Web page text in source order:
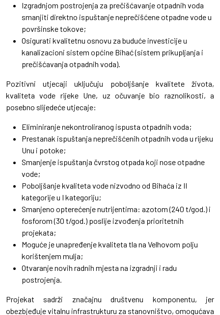
Izgradnjom postrojenja za prečišćavanje otpadnih voda
smanjiti direktno ispuštanje neprečišćene otpadne vode u
površinske tokove;
Osigurati kvalitetnu osnovu za buduće investicije u
kanalizacioni sistem općine Bihać (sistem prikupljanja i
prečišćavanja otpadnih voda).
Pozitivni utjecaji uključuju poboljšanje kvalitete života,
kvaliteta vode rijeke Une, uz očuvanje bio raznolikosti, a
posebno slijedeće utjecaje:
Eliminiranje nekontroliranog ispusta otpadnih voda;
Prestanak ispuštanja neprečišćenih otpadnih voda u rijeku
Unu i potoke;
Smanjenje ispuštanja čvrstog otpada koji nose otpadne
vode;
Poboljšanje kvaliteta vode nizvodno od Bihaća iz II
kategorije u I kategoriju;
Smanjeno opterećenje nutrijentima: azotom (240 t/god.) i
fosforom (30 t/god.) poslije izvođenja prioritetnih
projekata;
Moguće je unapređenje kvaliteta tla na Velhovom polju
korištenjem mulja;
Otvaranje novih radnih mjesta na izgradnji i radu
postrojenja.
Projekat sadrži značajnu društvenu komponentu, jer
obezbjeđuje vitalnu infrastrukturu za stanovništvo, omogućava